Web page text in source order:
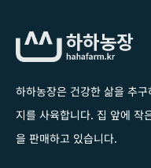
하하농장은 건강한 삶을 추
지를 사육합니다. 집 앞에 작
을 판매하고 있습니다.